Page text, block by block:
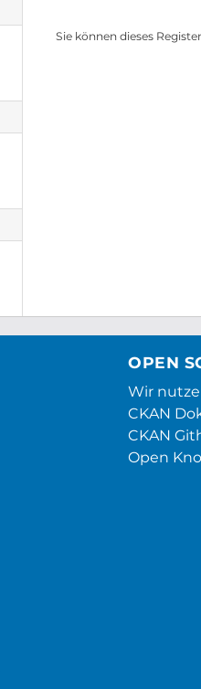
Sie können dieses
OPEN
Wir
CKAN
CKAN
Open